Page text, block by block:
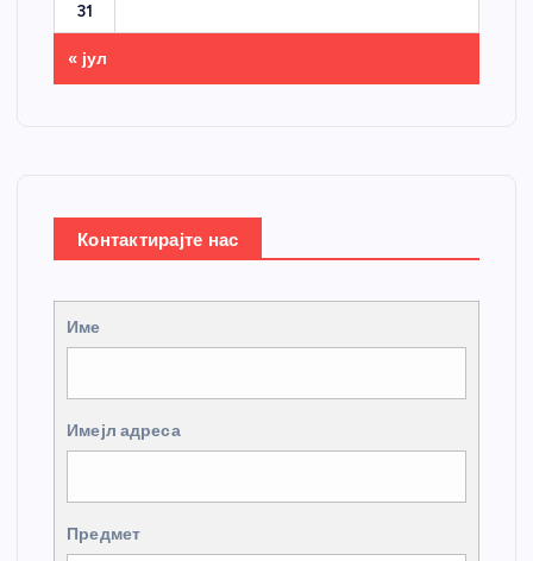
31
« јул
Контактирајте нас
Име
Имејл адреса
Предмет